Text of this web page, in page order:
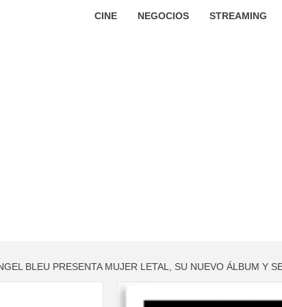
CINE NEGOCIOS STREAMING
BLEU PRESENTA MUJER LETAL, SU NUEVO ÁLBUM Y